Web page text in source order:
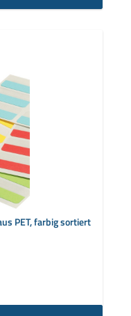
PET, farbig sortiert